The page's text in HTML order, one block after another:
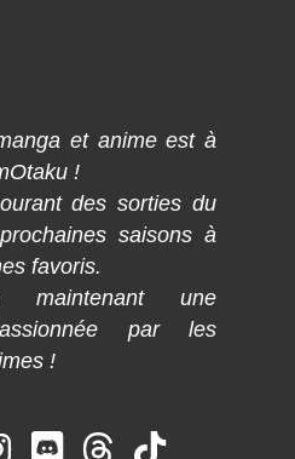
et anime est à
!
des sorties du
saisons à
favoris.
maintenant une
par les
!